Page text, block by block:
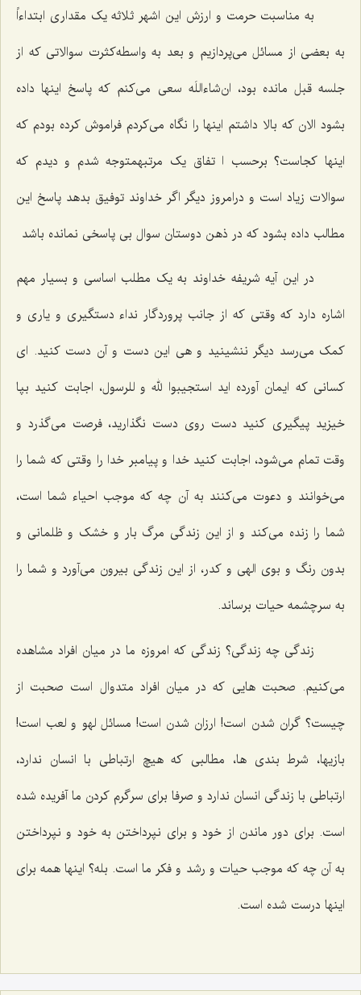
به مناسبت حرمت و ارزش این اشهر ثلاثه یک مقداری ابتداءاً
به بعضی از مسائل می‌پردازیم و بعد به واسطه‌کثرت سوالاتی که از
جلسه قبل مانده بود، ان‌شاءاللَه سعی می‌کنم که پاسخ اینها داده
بشود الان که بالا داشتم اینها را نگاه می‌کردم فراموش کرده بودم که
اینها کجاست؟ برحسب ا تفاق یک مرتبهمتوجه شدم و دیدم که
سوالات زیاد است و درامروز دیگر اگر خداوند توفیق بدهد پاسخ این
مطالب داده بشود که در ذهن دوستان سوال بی پاسخی نمانده باشد
در این آیه شریفه خداوند به یک مطلب اساسی و بسیار مهم
اشاره دارد که وقتی که از جانب پروردگار نداء دستگیری و یاری و
کمک می‌رسد دیگر ننشینید و هی این دست و آن دست کنید. ای
کسانی که ایمان آورده اید استجیبوا لله و للرسول، اجابت کنید بپا
خیزید پیگیری کنید دست روی دست نگذارید، فرصت می‌گذرد و
وقت تمام می‌شود، اجابت کنید خدا و پیامبر خدا را وقتی که شما را
می‌خوانند و دعوت می‌کنند به آن چه که موجب احیاء شما است،
شما را زنده می‌کند و از این زندگی مرگ بار و خشک و ظلمانی و
بدون رنگ و بوی الهی و کدر، از این زندگی بیرون می‌آورد و شما را
به سرچشمه حیات برساند.
زندگی چه زندگی؟ زندگی که امروزه ما در میان افراد مشاهده
می‌کنیم. صحبت هایی که در میان افراد متدوال است صحبت از
چیست؟ گران شدن است! ارزان شدن است! مسائل لهو و لعب است!
بازیها، شرط بندی ها، مطالبی که هیچ ارتباطی با انسان ندارد،
ارتباطی با زندگی انسان ندارد و صرفا برای سرگرم کردن ما آفریده شده
است. برای دور ماندن از خود و برای نپرداختن به خود و نپرداختن
به آن چه که موجب حیات و رشد و فکر ما است. بله؟ اینها همه برای
اینها درست شده است.